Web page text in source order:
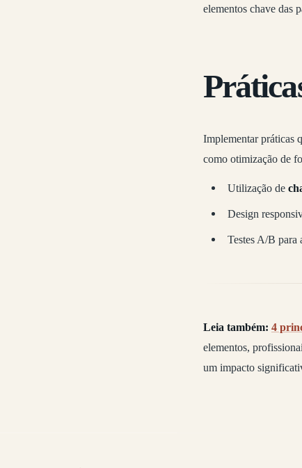
elementos chave das
Implementar práticas
como otimização de
Utilização de
Design
Testes A/B para
Leia também: 4
elementos,
um impacto